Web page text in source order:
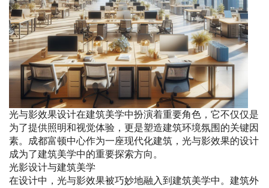
光与影效果设计在建筑美学中扮演着重要角色，它不仅仅是
为了提供照明和视觉体验，更是塑造建筑环境氛围的关键因
素。成都富顿中心作为一座现代化建筑，光与影效果的设计
成为了建筑美学中的重要探索方向。
光影设计与建筑美学
在设计中，光与影效果被巧妙地融入到建筑美学中。建筑外